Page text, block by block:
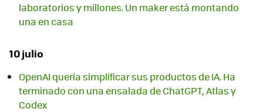
laboratorios y millones. Un maker está montando
una en casa
10 julio
OpenAI quería simplificar sus productos de IA. Ha
terminado con una ensalada de ChatGPT, Atlas y
Codex